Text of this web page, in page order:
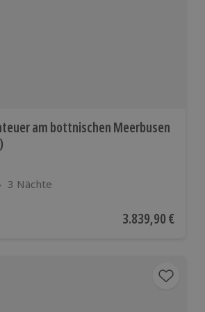
am bottnischen Meerbusen
3 Nächte
Aktueller Preis
3.839,90 €